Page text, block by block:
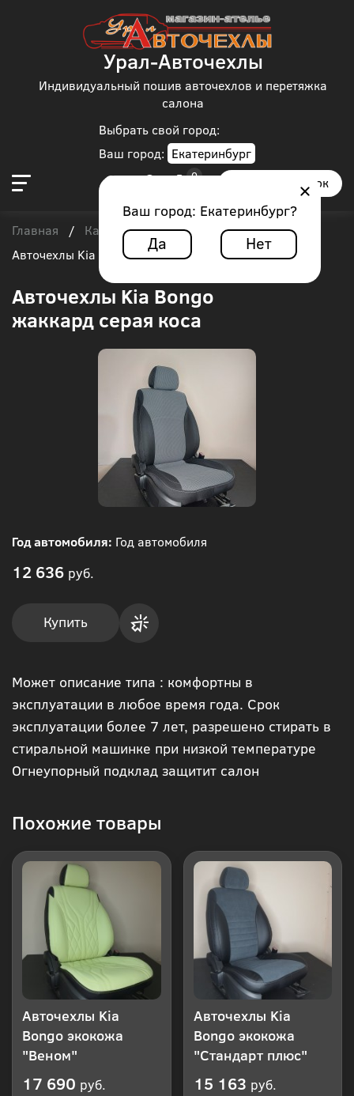
Выбрать свой город:
Ваш город: Екатеринбург
Ваш город: Екатеринбург?
Да Нет
Урал-Авточехлы
Индивидуальный пошив авточехлов и перетяжка
салона
Заказать звонок
Главная / Каталог чехлов / / Kia Bongo
Авточехлы Kia Bongo жаккард серая коса
Авточехлы Kia Bongo
жаккард серая коса
Год автомобиля: Год автомобиля
12 636 руб.
Купить
в 1
клик
Может описание типа : комфортны в
эксплуатации в любое время года. Срок
эксплуатации более 7 лет, разрешено стирать в
стиральной машинке при низкой температуре
Огнеупорный подклад защитит салон
Похожие товары
Авточехлы Kia
Bongo экокожа
"Веном"
17 690 руб.
Авточехлы Kia
Bongo экокожа
"Стандарт плюс"
15 163 руб.